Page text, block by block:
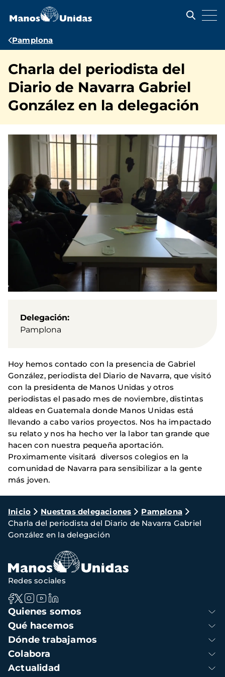
contenido
Ruta
navegación
Pamplona
Charla del periodista del
Diario de Navarra Gabriel
González en la delegación
Delegación
Pamplona
Hoy hemos contado con la presencia de Gabriel
González, periodista del Diario de Navarra, que visitó
con la presidenta de Manos Unidas y otros
periodistas el pasado mes de noviembre, distintas
aldeas en Guatemala donde Manos Unidas está
llevando a cabo varios proyectos. Nos ha impactado
su relato y nos ha hecho ver la labor tan grande que
hacen con nuestra pequeña aportación.
Proximamente visitará diversos colegios en la
comunidad de Navarra para sensibilizar a la gente
más joven.
Ruta
de
navegación
Inicio Nuestras delegaciones
Pamplona
Charla del periodista del Diario de Navarra Gabriel
González en la delegación
Navegación
principal
Quienes somos
Qué hacemos
Dónde trabajamos
Colabora
Actualidad
Redes sociales